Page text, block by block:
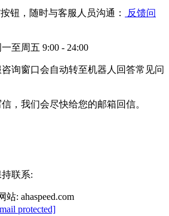
钮，随时与客服人员沟通：
反馈问
至周五 9:00 - 24:00
询窗口会自动转至机器人回答常见问
，我们会尽快给您的邮箱回信。
联系:
: ahaspeed.com
protected]